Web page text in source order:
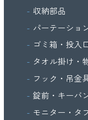
収納部品
パーテーショ
ゴミ箱・投入
タオル掛け・
フック・吊金
錠前・キーバ
モニター・タ